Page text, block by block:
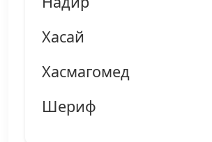
Хасай
Хасмагомед
Шериф